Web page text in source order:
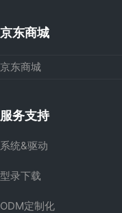
京东商城
京东商城
服务支持
系统&驱动
型录下载
ODM定制化